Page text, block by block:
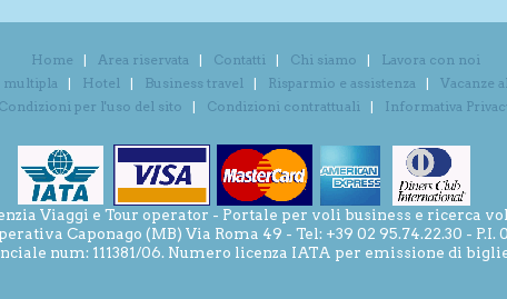
Home Area riservata Contatti Chi siamo
Lavora con noi
multipla Hotel Business travel Risparmio e assistenza Vacanze
Condizioni per l'uso del sito
Condizioni contrattuali Informativa
Viaggi e Tour operator - Portale per voli business e ricerca
Caponago (MB) Via Roma 49 - Tel: +39 02 95.74.22.30 - P.I.
num: 111381/06. Numero licenza IATA per emissione di